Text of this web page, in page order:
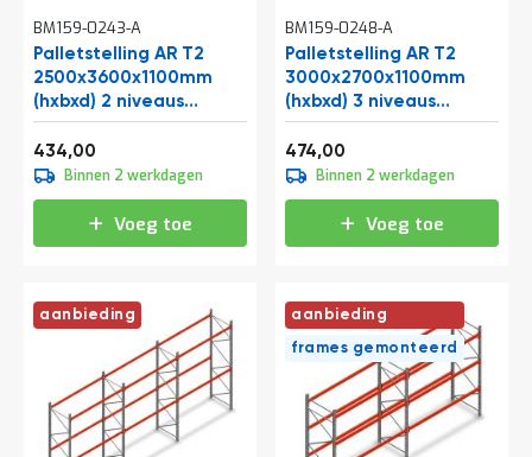
BM159-0243-A
Palletstelling AR T2
2500x3600x1100mm
(hxbxd) 2 niveaus
2252kg/niv beginsectie
Vanaf
434,00
Binnen 2 werkdagen
Voeg toe
BM159-0248-A
Palletstelling AR T2
3000x2700x1100mm
(hxbxd) 3 niveaus
2844kg/niv beginsectie
Vanaf
474,00
Binnen 2 werkdagen
Voeg toe
aanbieding aanbieding
frames gemonteerd